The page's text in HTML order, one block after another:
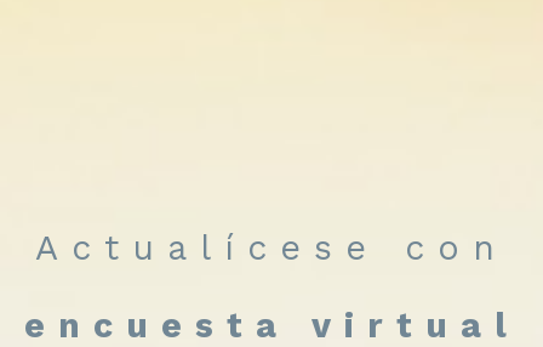
Actualícese con
encuesta virtual